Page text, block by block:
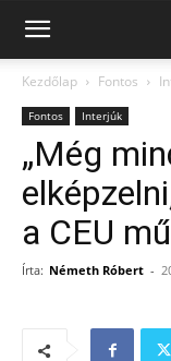
Kezdőlap Fontos
Fontos Interjúk
„Még
a CEU
Írta: Németh Róbert -